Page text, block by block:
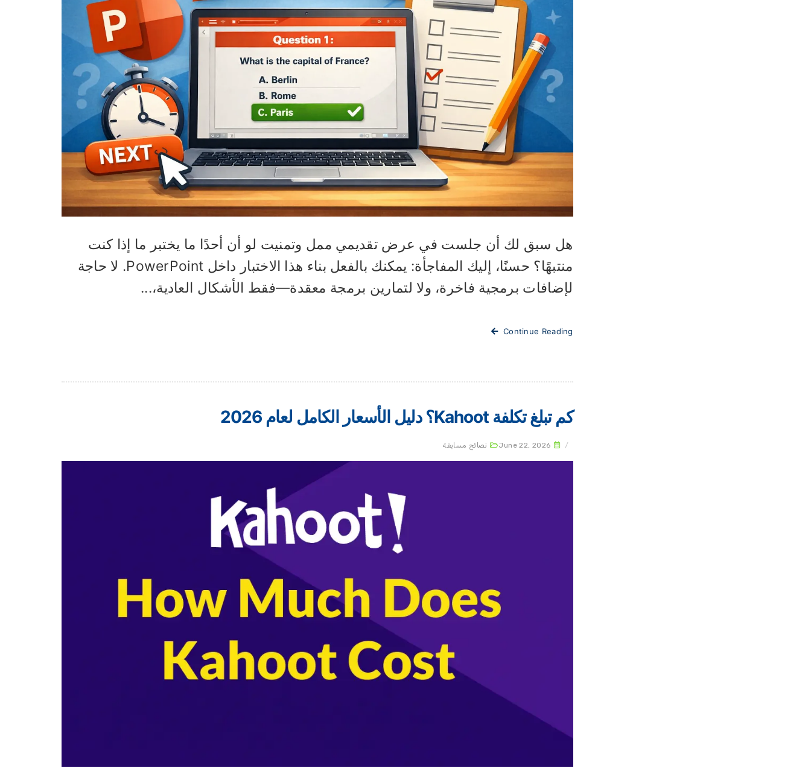
هل سبق لك أن جلست في عرض تقديمي ممل وتمنيت لو أن أحدًا ما يختبر ما إذا كنت
منتبهًا؟ حسنًا، إليك المفاجأة: يمكنك بالفعل بناء هذا الاختبار داخل PowerPoint. لا حاجة
لإضافات برمجية فاخرة، ولا لتمارين برمجة معقدة—فقط الأشكال العادية،...
Continue Reading
كم تبلغ تكلفة Kahoot؟ دليل الأسعار الكامل لعام 2026
June 22, 2026 / نصائح مسابقة